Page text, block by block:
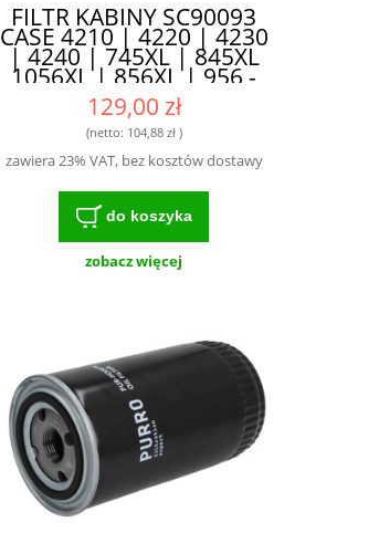
FILTR KABINY SC90093
CASE 4210 | 4220 | 4230
| 4240 | 745XL | 845XL
1056XL | 856XL | 956 -
KOMPATYBILNOŚĆ Z
WIELOMA MODELAMI
129,00 zł
(netto: 104,88 zł)
zawiera 23% VAT, bez kosztów dostawy
do koszyka
zobacz więcej